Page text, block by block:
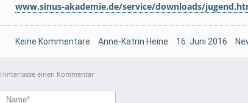
www.sinus-akademie.de/service/downloads/
Keine Kommentare Anne-Katrin Heine 16. Juni 2016
Hinterlasse einen Kommentar